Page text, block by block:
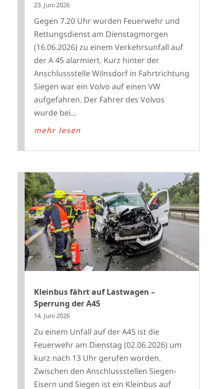
23. Juni 2026
Gegen 7.20 Uhr wurden Feuerwehr und
Rettungsdienst am Dienstagmorgen
(16.06.2026) zu einem Verkehrsunfall auf
der A 45 alarmiert. Kurz hinter der
Anschlussstelle Wilnsdorf in Fahrtrichtung
Siegen war ein Volvo auf einen VW
aufgefahren. Der Fahrer des Volvos
wurde bei...
mehr lesen
Kleinbus fährt auf Lastwagen –
Sperrung der A45
14. Juni 2026
Zu einem Unfall auf der A45 ist die
Feuerwehr am Dienstag (02.06.2026) um
kurz nach 13 Uhr gerufen worden.
Zwischen den Anschlussstellen Siegen-
Eisern und Siegen ist ein Kleinbus auf